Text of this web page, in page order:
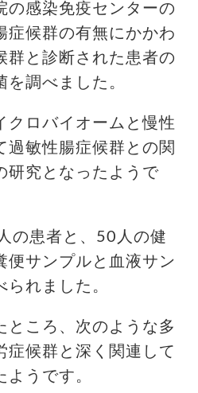
の感染免疫センターの
症候群の有無にかかわ
群と診断された患者の
調べました。
クロバイオームと慢性
過敏性腸症候群との関
研究となったようで
の患者と、50人の健
便サンプルと血液サン
れました。
ところ、次のような多
症候群と深く関連して
うです。